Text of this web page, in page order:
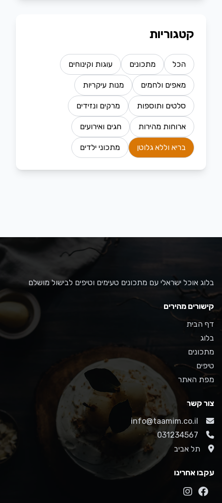
קטגוריות
הכל מתכונים עוגות וקינוחים
מאפים ולחמים מנות עיקריות
סלטים ותוספות מרקים ונזידים
ארוחות מהירות חגים ואירועים
בריא וללא גלוטן מתכוני ילדים
בלוג אוכל ישראלי עם מתכונים טעימים וטיפים לבישול מושלם
קישורים מהירים
דף הבית
בלוג
מתכונים
טיפים
מפת האתר
צור קשר
info@taamim.co.il
031234567
תל אביב
עקבו אחרינו